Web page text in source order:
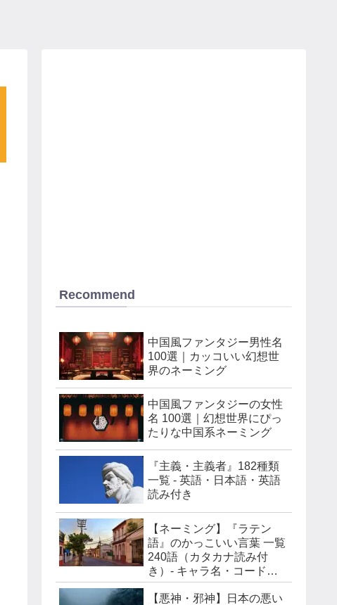
Recommend
中国風ファンタジー男性名
100選｜カッコいい幻想世
界のネーミング
中国風ファンタジーの女性
名 100選｜幻想世界にぴっ
たりな中国系ネーミング
『主義・主義者』182種類
一覧 - 英語・日本語・英語
読み付き
【ネーミング】『ラテン
語』のかっこいい言葉 一覧
240語（カタカナ読み付
き）- キャラ名・コードネ
ーム・チーム名などに
【悪神・邪神】日本の悪い